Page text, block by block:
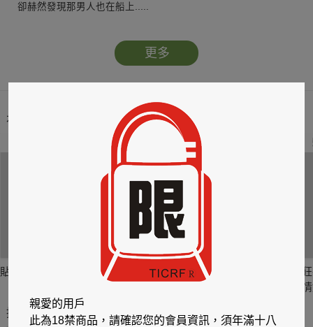
卻赫然發現那男人也在船上.....
更多
本類暢銷榜
貼身剪裁II：如癮
3
貼心情婦～魅惑之
情竊竹心～魅惑之
推薦你買好東西
親愛的用戶
此為18禁商品，請確認您的會員資訊，須年滿十八